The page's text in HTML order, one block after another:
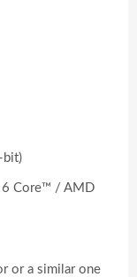
bit)
Core™ / AMD
or a similar one